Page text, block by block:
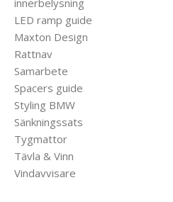
innerbelysning
LED ramp guide
Maxton Design
Rattnav
Samarbete
Spacers guide
Styling BMW
Sänkningssats
Tygmattor
Tävla & Vinn
Vindavvisare